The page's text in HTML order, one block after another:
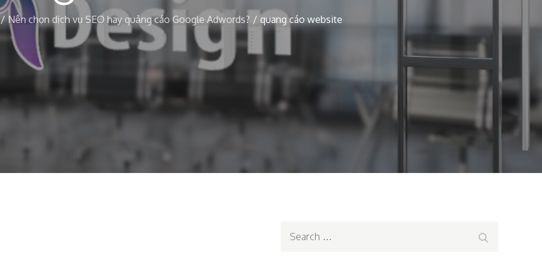
Nên chọn dịch vụ SEO hay quảng cáo Google Adwords? quang cáo website
Search